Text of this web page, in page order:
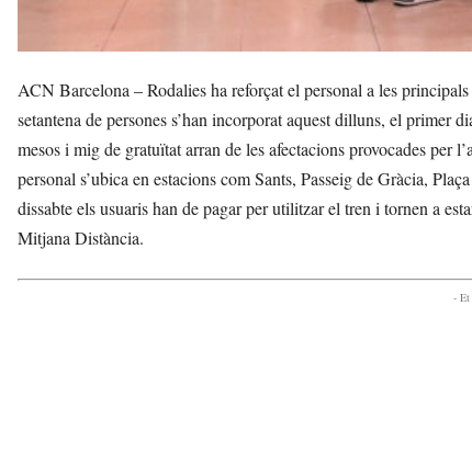
ACN Barcelona – Rodalies ha reforçat el personal a les
setantena de persones s’han incorporat aquest dilluns, el primer
mesos i mig de gratuïtat arran de les afectacions provocades per
personal s’ubica en estacions com Sants, Passeig de Gràcia,
dissabte els usuaris han de pagar per utilitzar el tren i tornen a
Mitjana Distància.
- Et